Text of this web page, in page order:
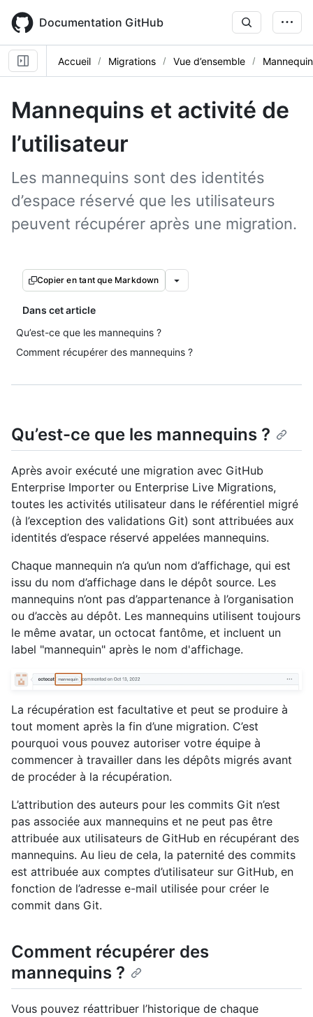
main
content
Documentation GitHub
Accueil Migrations Vue d’ensemble
Mannequins et activité de
l’utilisateur
Les mannequins sont des identités
d’espace réservé que les utilisateurs
peuvent récupérer après une migration.
Copier en tant que Markdown
Dans cet article
Qu’est-ce que les mannequins ?
Comment récupérer des mannequins ?
Qu’est-ce que les mannequins ?
Après avoir exécuté une migration avec GitHub
Enterprise Importer ou Enterprise Live Migrations,
toutes les activités utilisateur dans le référentiel migré
(à l’exception des validations Git) sont attribuées aux
identités d’espace réservé appelées mannequins.
Chaque mannequin n’a qu’un nom d’affichage, qui est
issu du nom d’affichage dans le dépôt source. Les
mannequins n’ont pas d’appartenance à l’organisation
ou d’accès au dépôt. Les mannequins utilisent toujours
le même avatar, un octocat fantôme, et incluent un
label "mannequin" après le nom d'affichage.
La récupération est facultative et peut se produire à
tout moment après la fin d’une migration. C’est
pourquoi vous pouvez autoriser votre équipe à
commencer à travailler dans les dépôts migrés avant
de procéder à la récupération.
L’attribution des auteurs pour les commits Git n’est
pas associée aux mannequins et ne peut pas être
attribuée aux utilisateurs de GitHub en récupérant des
mannequins. Au lieu de cela, la paternité des commits
est attribuée aux comptes d’utilisateur sur GitHub, en
fonction de l’adresse e-mail utilisée pour créer le
commit dans Git.
Comment récupérer des
mannequins ?
Vous pouvez réattribuer l’historique de chaque